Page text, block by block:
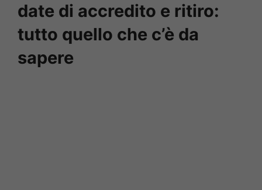
date di accredito e ritiro:
tutto quello che c’è da
sapere